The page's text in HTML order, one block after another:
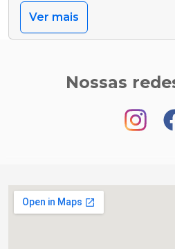
Ver mais
Nossas